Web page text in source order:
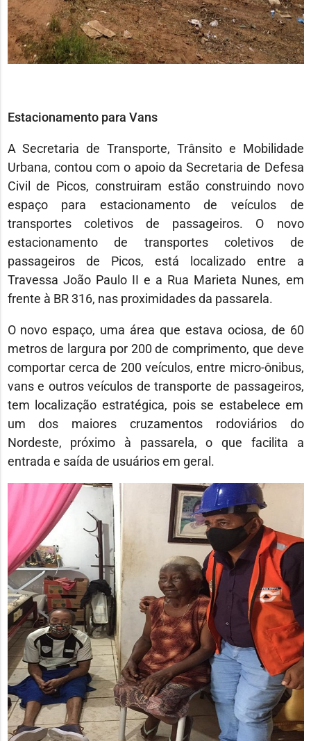
Estacionamento para Vans
A Secretaria de Transporte, Trânsito e Mobilidade
Urbana, contou com o apoio da Secretaria de Defesa
Civil de Picos, construiram estão construindo novo
espaço para estacionamento de veículos de
transportes coletivos de passageiros. O novo
estacionamento de transportes coletivos de
passageiros de Picos, está localizado entre a
Travessa João Paulo II e a Rua Marieta Nunes, em
frente à BR 316, nas proximidades da passarela.
O novo espaço, uma área que estava ociosa, de 60
metros de largura por 200 de comprimento, que deve
comportar cerca de 200 veículos, entre micro-ônibus,
vans e outros veículos de transporte de passageiros,
tem localização estratégica, pois se estabelece em
um dos maiores cruzamentos rodoviários do
Nordeste, próximo à passarela, o que facilita a
entrada e saída de usuários em geral.